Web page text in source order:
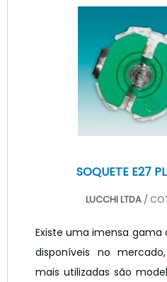
gasolina, entre
escolha mais assertiva
de espaços
neutra, pois estimula a
humanizar os e.
SOQUETE E27
LUCCHI LTDA /
Existe uma imensa gama
disponíveis no
mais utilizadas são